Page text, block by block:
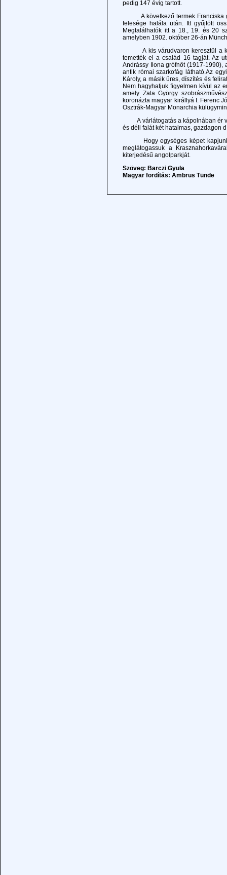
pedig 147 évig tartott.
A következő termek Franciska
felesége halála után. Itt gyűjtött
Megtalálhatók itt a 18., 19. és 20
amelyben 1902. október 26-án
A kis várudvaron keresztül a
temették el a család 16 tagját. Az
Andrássy Ilona grófnőt (1917-1990),
antik római szarkofág látható.Az
Károly, a másik üres, díszítés és
Nem hagyhatjuk figyelmen kívül az
amely Zala György
koronázta magyar királlyá I. Ferenc
Osztrák-Magyar Monarchia
A várlátogatás a kápolnában ér
és déli falát két hatalmas, gazdagon
Hogy egységes képet kapjunk
meglátogassuk a
kiterjedésű angolparkját.
Szöveg: Barczi Gyula
Magyar fordítás: Ambrus Tünde